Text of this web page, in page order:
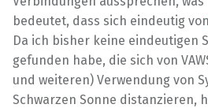
bedeutet, dass sich eindeutig von
Da ich bisher keine eindeutigen
gefunden habe, die sich von
und weiteren) Verwendung von
Schwarzen Sonne distanzieren,